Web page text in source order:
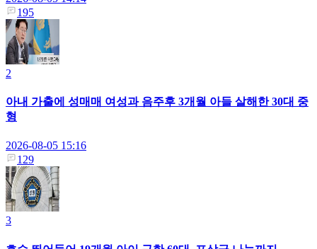
195
2
아내 가출에 성매매 여성과 음주후 3개월 아들 살해한 30대 중
형
2026-08-05 15:16
129
3